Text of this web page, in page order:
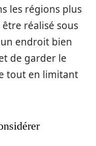
les régions plus
réalisé sous
un endroit bien
de garder le
tout en limitant